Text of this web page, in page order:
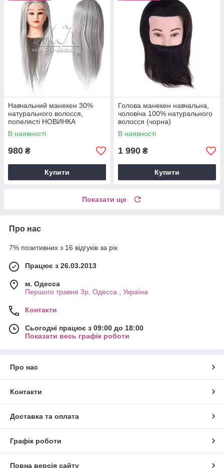
Навчальний манекен 30%
натурального волосся,
попелясті НОВИНКА
В наявності
980 ₴
Купити
Голова манекен навчальна,
чоловіча 100% натурального
волосся (чорна)
В наявності
1 990 ₴
Купити
Показати ще
Про нас
7% позитивних з 16 відгуків за рік
Працює з 26.03.2013
м. Одесса
Першого травня 3р, Одесса , Україна
Контакти
Сьогодні працює з 09:00 до 18:00
Показати весь графік роботи
Про нас
Контакти
Доставка та оплата
Графік роботи
Повна версія сайту